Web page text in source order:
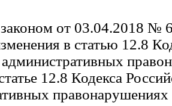
от 03.04.2018 №
в статью 12.8
12.8 Кодекса